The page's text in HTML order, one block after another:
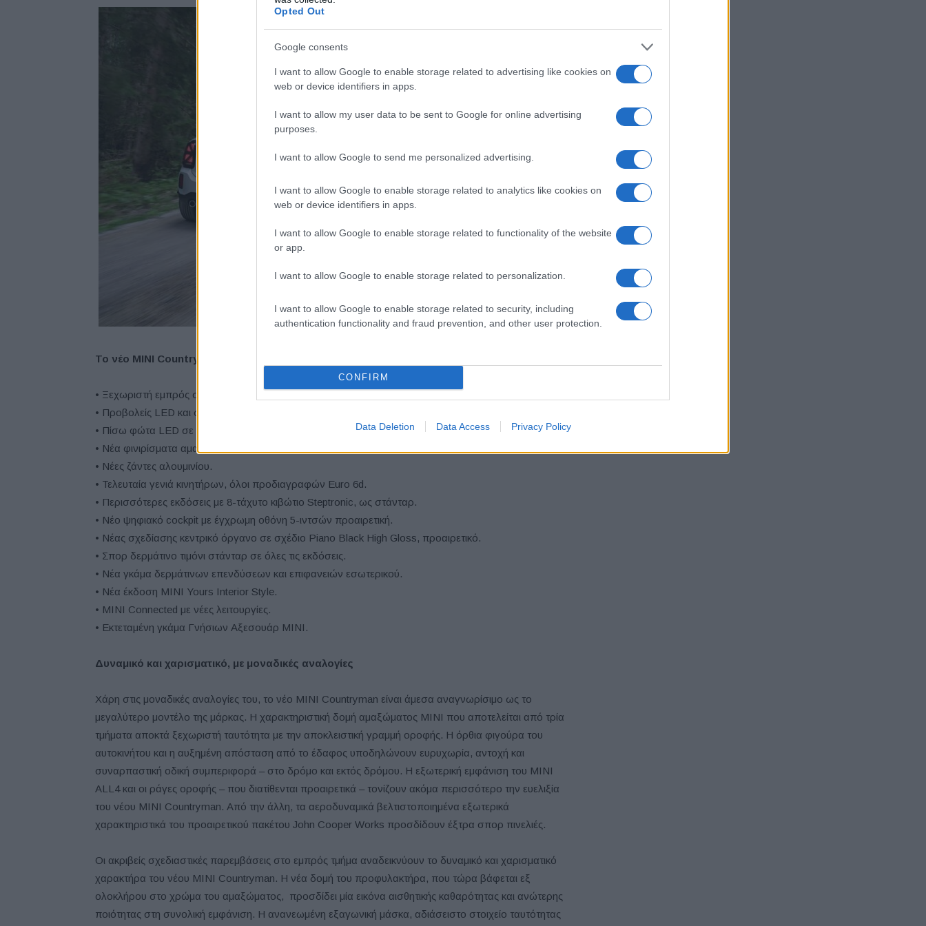
Opted Out
Google consents
I want to allow Google to enable storage related to advertising like cookies on
web or device identifiers in apps.
I want to allow my user data to be sent to Google for online advertising
purposes.
I want to allow Google to send me personalized advertising.
I want to allow Google to enable storage related to analytics like cookies on
web or device identifiers in apps.
I want to allow Google to enable storage related to functionality of the website
or app.
I want to allow Google to enable storage related to personalization.
I want to allow Google to enable storage related to security, including
authentication functionality and fraud prevention, and other user protection.
CONFIRM
Data Deletion Data Access Privacy Policy
Το νέο MINI Countryman
• Ξεχωριστή εμπρός σχεδίαση με νέα μάσκα.
• Προβολείς LED και φώτα ομίχλης LED, τώρα στον βασικό εξοπλισμό.
• Πίσω φώτα LED σε σχέδιο Union Jack (Μοτίβο Βρετανικής Σημαίας).
• Νέα φινιρίσματα αμαξώματος, νέα επιλογή Piano Black Exterior.
• Νέες ζάντες αλουμινίου.
• Τελευταία γενιά κινητήρων, όλοι προδιαγραφών Euro 6d.
• Περισσότερες εκδόσεις με 8-τάχυτο κιβώτιο Steptronic, ως στάνταρ.
• Νέο ψηφιακό cockpit με έγχρωμη οθόνη 5-ιντσών προαιρετική.
• Νέας σχεδίασης κεντρικό όργανο σε σχέδιο Piano Black High Gloss, προαιρετικό.
• Σπορ δερμάτινο τιμόνι στάνταρ σε όλες τις εκδόσεις.
• Νέα γκάμα δερμάτινων επενδύσεων και επιφανειών εσωτερικού.
• Νέα έκδοση MINI Yours Interior Style.
• MINI Connected με νέες λειτουργίες.
• Εκτεταμένη γκάμα Γνήσιων Αξεσουάρ MINI.
Δυναμικό και χαρισματικό, με μοναδικές αναλογίες
Χάρη στις μοναδικές αναλογίες του, το νέο MINI Countryman είναι άμεσα αναγνωρίσιμο ως το
μεγαλύτερο μοντέλο της μάρκας. Η χαρακτηριστική δομή αμαξώματος MINI που αποτελείται από τρία
τμήματα αποκτά ξεχωριστή ταυτότητα με την αποκλειστική γραμμή οροφής. Η όρθια φιγούρα του
αυτοκινήτου και η αυξημένη απόσταση από το έδαφος υποδηλώνουν ευρυχωρία, αντοχή και
συναρπαστική οδική συμπεριφορά – στο δρόμο και εκτός δρόμου. Η εξωτερική εμφάνιση του MINI
ALL4 και οι ράγες οροφής – που διατίθενται προαιρετικά – τονίζουν ακόμα περισσότερο την ευελιξία
του νέου MINI Countryman. Από την άλλη, τα αεροδυναμικά βελτιστοποιημένα εξωτερικά
χαρακτηριστικά του προαιρετικού πακέτου John Cooper Works προσδίδουν έξτρα σπορ πινελιές.
Οι ακριβείς σχεδιαστικές παρεμβάσεις στο εμπρός τμήμα αναδεικνύουν το δυναμικό και χαρισματικό
χαρακτήρα του νέου MINI Countryman. Η νέα δομή του προφυλακτήρα, που τώρα βάφεται εξ
ολοκλήρου στο χρώμα του αμαξώματος, προσδίδει μία εικόνα αισθητικής καθαρότητας και ανώτερης
ποιότητας στη συνολική εμφάνιση. Η ανανεωμένη εξαγωνική μάσκα, αδιάσειστο στοιχείο ταυτότητας